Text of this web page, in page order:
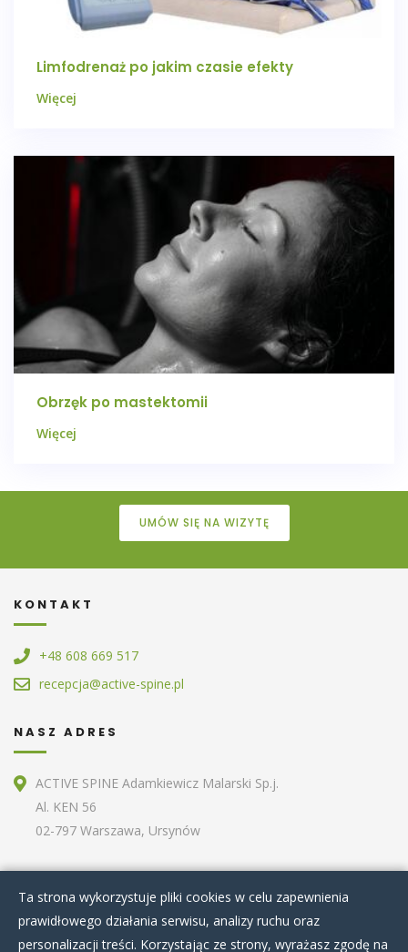
Limfodrenaż po jakim czasie efekty
Więcej
Obrzęk po mastektomii
Więcej
UMÓW SIĘ NA WIZYTĘ
KONTAKT
+48 608 669 517
recepcja@active-spine.pl
NASZ ADRES
ACTIVE SPINE Adamkiewicz Malarski Sp.j.
Al. KEN 56
02-797 Warszawa, Ursynów
O nas Terapie specjalistyczne
Ta strona wykorzystuje pliki cookies w celu zapewnienia
prawidłowego działania serwisu, analizy ruchu oraz
personalizacji treści. Korzystając ze strony, wyrażasz zgodę na